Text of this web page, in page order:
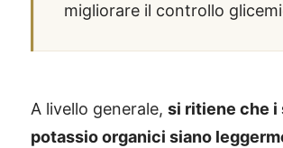
migliorare il controllo
A livello generale, si ritiene che i
potassio organici siano